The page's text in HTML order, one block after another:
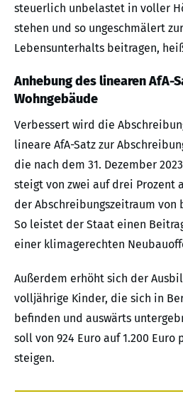
steuerlich unbelastet in voller
stehen und so ungeschmälert
Lebensunterhalts beitragen,
Anhebung des linearen AfA-
Wohngebäude
Verbessert wird die
lineare AfA-Satz zur
die nach dem 31. Dezember
steigt von zwei auf drei Prozent
der Abschreibungszeitraum von
So leistet der Staat einen
einer klimagerechten
Außerdem erhöht sich der
volljährige Kinder, die sich in
befinden und auswärts
soll von 924 Euro auf 1.200 Euro
steigen.